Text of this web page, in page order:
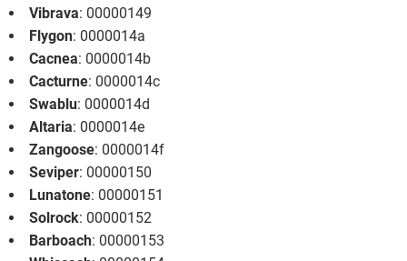
Vibrava: 00000149
Flygon: 0000014a
Cacnea: 0000014b
Cacturne: 0000014c
Swablu: 0000014d
Altaria: 0000014e
Zangoose: 0000014f
Seviper: 00000150
Lunatone: 00000151
Solrock: 00000152
Barboach: 00000153